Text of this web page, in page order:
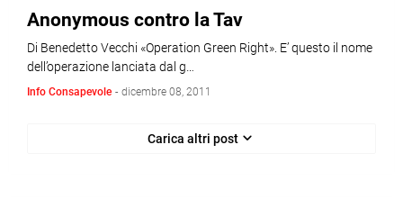
Anonymous contro la Tav
Di Benedetto Vecchi «Operation Green Right». E’ questo il nome
dell’operazione lanciata dal g…
Info Consapevole - dicembre 08, 2011
Carica altri post